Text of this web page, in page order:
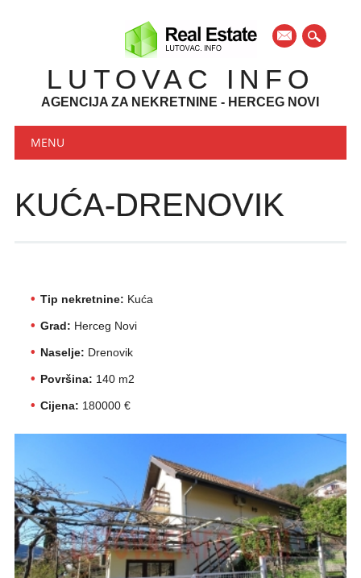
mail
LUTOVAC INFO
AGENCIJA ZA NEKRETNINE - HERCEG NOVI
Main menu
MENU
KUĆA-DRENOVIK
Tip nekretnine: Kuća
Grad: Herceg Novi
Naselje: Drenovik
Površina: 140 m2
Cijena: 180000 €